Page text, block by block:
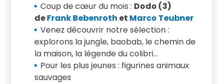
Coup de cœur du mois : Dodo (3)
deFrank Bebenroth et Marco Teubner
Venez découvrir notre sélection :
explorons la jungle, baobab, le chemin de
la maison, la légende du colibri…
Pour les plus jeunes : figurines animaux
sauvages